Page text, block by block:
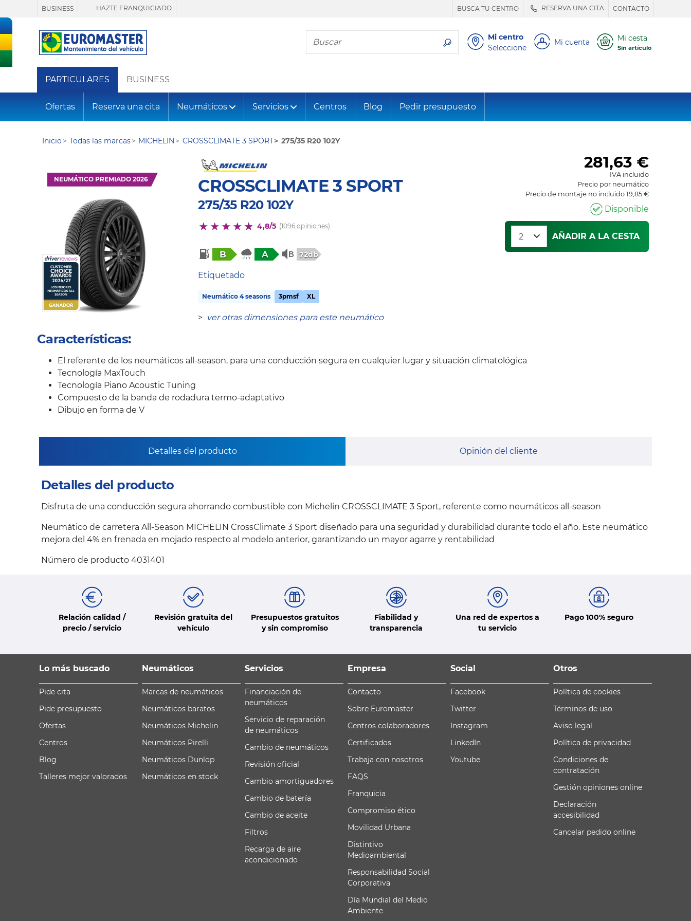
BUSINESS HAZTE FRANQUICIADO BUSCA TU CENTRO RESERVA UNA CITA CONTACTO
Busca tu neumático
Mi centro
Seleccione
Mi cuenta Mi cesta
Sin artículo
PARTICULARES BUSINESS
Ofertas Reserva una cita Neumáticos Servicios Centros Blog Pedir presupuesto
Inicio Todas las marcas MICHELIN CROSSCLIMATE 3 SPORT 275/35 R20 102Y
NEUMÁTICO PREMIADO 2026 CROSSCLIMATE 3 SPORT
275/35 R20 102Y
4,8/5 (1096 opiniones)
B A 72db
Etiquetado
Neumático 4 seasons 3pmsf XL
> ver otras dimensiones para este neumático
281,63 €
IVA incluido
Precio por neumático
Precio de montaje no incluido 19,85 €
Disponible
AÑADIR A LA CESTA
Características:
El referente de los neumáticos all-season, para una conducción segura en cualquier lugar y situación climatológica
Tecnología MaxTouch
Tecnología Piano Acoustic Tuning
Compuesto de la banda de rodadura termo-adaptativo
Dibujo en forma de V
Detalles del producto Opinión del cliente
Detalles del producto
Disfruta de una conducción segura ahorrando combustible con Michelin CROSSCLIMATE 3 Sport, referente como neumáticos all-season
Neumático de carretera All-Season MICHELIN CrossClimate 3 Sport diseñado para una seguridad y durabilidad durante todo el año. Este neumático
mejora del 4% en frenada en mojado respecto al modelo anterior, garantizando un mayor agarre y rentabilidad
Número de producto 4031401
Relación calidad /
precio / servicio
Revisión gratuita del
vehículo
Presupuestos gratuitos
y sin compromiso
Fiabilidad y
transparencia
Una red de expertos a
tu servicio
Pago 100% seguro
Lo más buscado
Pide cita
Pide presupuesto
Ofertas
Centros
Blog
Talleres mejor valorados
Neumáticos
Marcas de neumáticos
Neumáticos baratos
Neumáticos Michelin
Neumáticos Pirelli
Neumáticos Dunlop
Neumáticos en stock
Servicios
Financiación de
neumáticos
Servicio de reparación
de neumáticos
Cambio de neumáticos
Revisión oficial
Cambio amortiguadores
Cambio de batería
Cambio de aceite
Filtros
Recarga de aire
acondicionado
Empresa
Contacto
Sobre Euromaster
Centros colaboradores
Certificados
Trabaja con nosotros
FAQS
Franquicia
Compromiso ético
Movilidad Urbana
Distintivo
Medioambiental
Responsabilidad Social
Corporativa
Día Mundial del Medio
Ambiente
Social
Facebook
Twitter
Instagram
LinkedIn
Youtube
Otros
Política de cookies
Términos de uso
Aviso legal
Política de privacidad
Condiciones de
contratación
Gestión opiniones online
Declaración
accesibilidad
Cancelar pedido online